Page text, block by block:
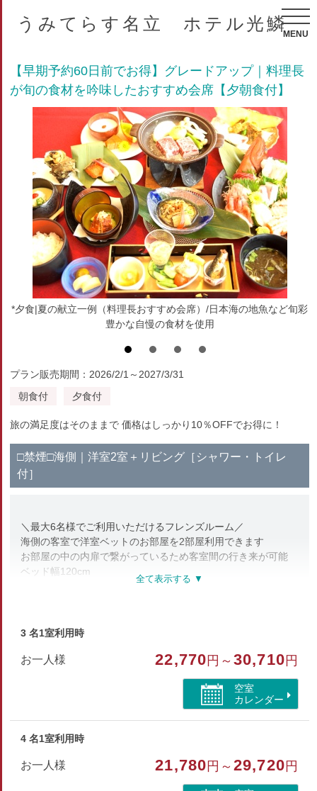
うみてらす名立 ホテル光鱗
MENU
【早期予約60日前でお得】グレードアップ｜料理長
が旬の食材を吟味したおすすめ会席【夕朝食付】
*夕食|夏の献立一例（料理長おすすめ会席）/日本海の地魚など旬彩
豊かな自慢の食材を使用
プラン販売期間：2026/2/1～2027/3/31
朝食付
夕食付
旅の満足度はそのままで 価格はしっかり10％OFFでお得に！
□禁煙□海側｜洋室2室＋リビング［シャワー・トイレ
付］
＼最大6名様でご利用いただけるフレンズルーム／
海側の客室で洋室ベットのお部屋を2部屋利用できます
お部屋の中の内扉で繋がっているため客室間の行き来が可能
ベッド幅120cm
テレビ・冷蔵庫・洗浄機能付トイレ
部屋種別
洋室（フォース）
3 名1室利用時
お一人様 22,770 円～30,710 円
空室
カレンダー
4 名1室利用時
お一人様 21,780 円～29,720 円